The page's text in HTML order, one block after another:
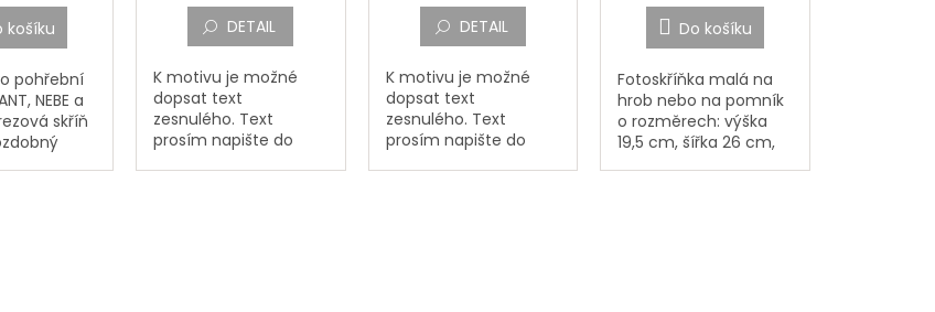
košíku
pohřební
NEBE a
skříň
DETAIL
K motivu je možné
dopsat text
zesnulého. Text
prosím napište do
DETAIL
K motivu je možné
dopsat text
zesnulého. Text
prosím napište do
Do košíku
Fotoskříňka malá na
hrob nebo na pomník
o rozměrech: výška
19,5 cm, šířka 26 cm,